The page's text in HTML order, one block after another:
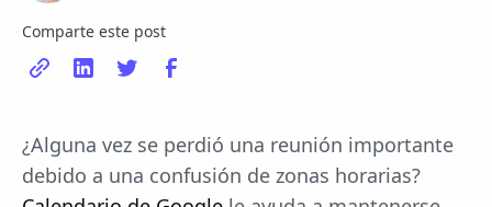
Comparte este post
¿Alguna vez se perdió una reunión importante
debido a una confusión de zonas horarias?